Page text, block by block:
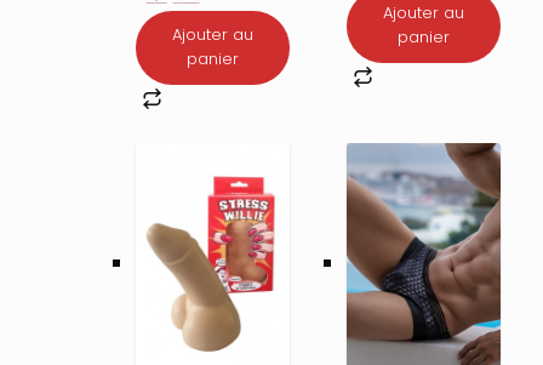
Ajouter au
panier
Ajouter au
panier